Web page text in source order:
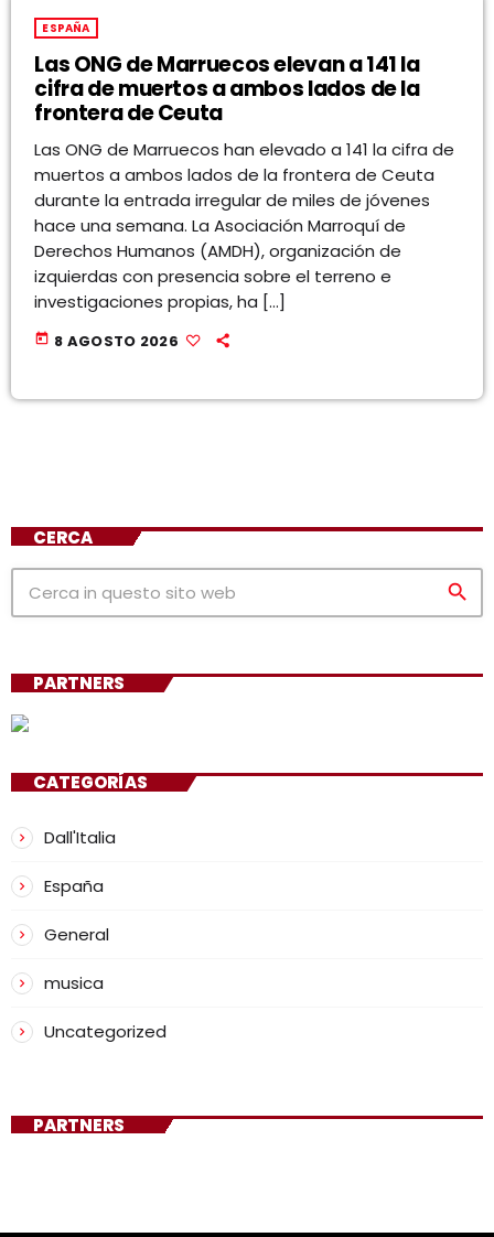
ESPAÑA
Las ONG de Marruecos elevan a 141 la
cifra de muertos a ambos lados de la
frontera de Ceuta
Las ONG de Marruecos han elevado a 141 la cifra de
muertos a ambos lados de la frontera de Ceuta
durante la entrada irregular de miles de jóvenes
hace una semana. La Asociación Marroquí de
Derechos Humanos (AMDH), organización de
izquierdas con presencia sobre el terreno e
investigaciones propias, ha […]
today 8 AGOSTO 2026
CERCA
search
PARTNERS
CATEGORÍAS
Dall'Italia
España
General
musica
Uncategorized
PARTNERS